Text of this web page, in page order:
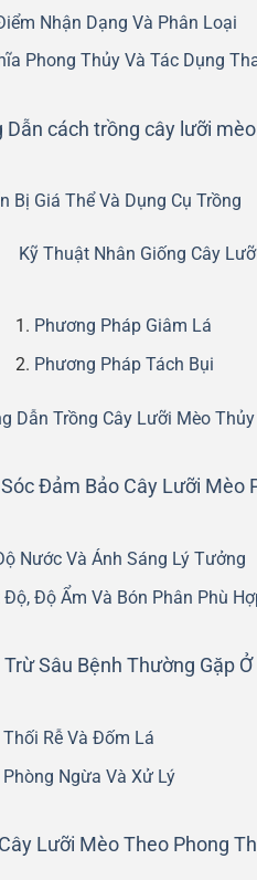
Nhận Dạng Và Phân Loại
Phong Thủy Và Tác Dụng
Dẫn cách trồng cây lưỡi
Bị Giá Thể Và Dụng Cụ Trồng
Kỹ Thuật Nhân Giống Cây
Phương Pháp Giâm Lá
Phương Pháp Tách Bụi
Dẫn Trồng Cây Lưỡi Mèo
Đảm Bảo Cây Lưỡi Mèo
Nước Và Ánh Sáng Lý Tưởng
Độ, Độ Ẩm Và Bón Phân Phù
Trừ Sâu Bệnh Thường Gặp
Thối Rễ Và Đốm Lá
Phòng Ngừa Và Xử Lý
Lưỡi Mèo Theo Phong